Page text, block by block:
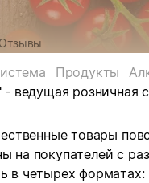
Отзывы
Продукты
ведущая розничная
товары
на покупателей с
в четырех форматах: